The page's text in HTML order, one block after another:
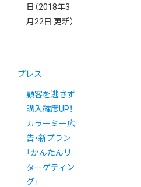
日 （2018年3
月22日 更新）
プレス
顧客を逃さず
購入確度UP！
カラーミー広
告・新プラン
「かんたんリ
ターゲティン
グ」